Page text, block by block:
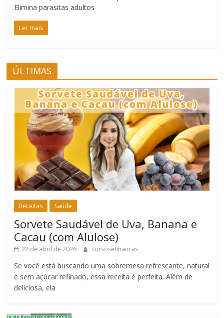
Elimina parasitas adultos
Ler mais
ÚLTIMAS
Receitas Saúde
Sorvete Saudável de Uva, Banana e
Cacau (com Alulose)
22 de abril de 2026 cursosefinancas
Se você está buscando uma sobremesa refrescante, natural
e sem açúcar refinado, essa receita é perfeita. Além de
deliciosa, ela